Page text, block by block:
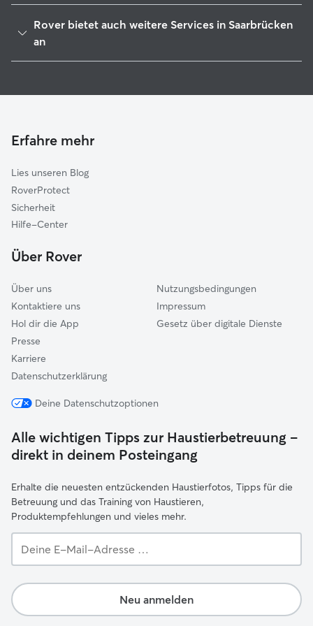
St. Ingbert
Quierschied
Großrosseln
Spiesen-Elversberg
Rover bietet auch weitere Services in Saarbrücken
an
Hundekindergarten in Saarbrücken
Erfahre mehr
Lies unseren Blog
RoverProtect
Sicherheit
Hilfe-Center
Über Rover
Über uns
Kontaktiere uns
Hol dir die App
Presse
Karriere
Datenschutzerklärung
Nutzungsbedingungen
Impressum
Gesetz über digitale Dienste
Deine Datenschutzoptionen
Alle wichtigen Tipps zur Haustierbetreuung –
direkt in deinem Posteingang
Erhalte die neuesten entzückenden Haustierfotos, Tipps für die
Betreuung und das Training von Haustieren,
Produktempfehlungen und vieles mehr.
E-
Adresse …
Neu anmelden